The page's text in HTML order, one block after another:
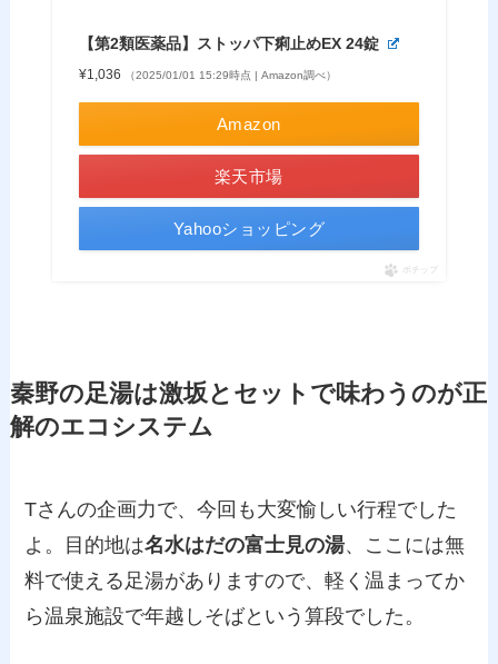
【第2類医薬品】ストッパ下痢止めEX 24錠
¥1,036 （2025/01/01 15:29時点 | Amazon調べ）
Amazon
楽天市場
Yahooショッピング
ポチップ
秦野の足湯は激坂とセットで味わうのが正
解のエコシステム
Tさんの企画力で、今回も大変愉しい行程でした
よ。目的地は名水はだの富士見の湯、ここには無
料で使える足湯がありますので、軽く温まってか
ら温泉施設で年越しそばという算段でした。